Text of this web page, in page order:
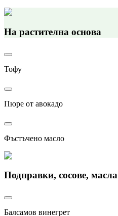
На растителна основа
Тофу
Пюре от авокадо
Фъстъчено масло
Подправки, сосове, масла
Балсамов винегрет